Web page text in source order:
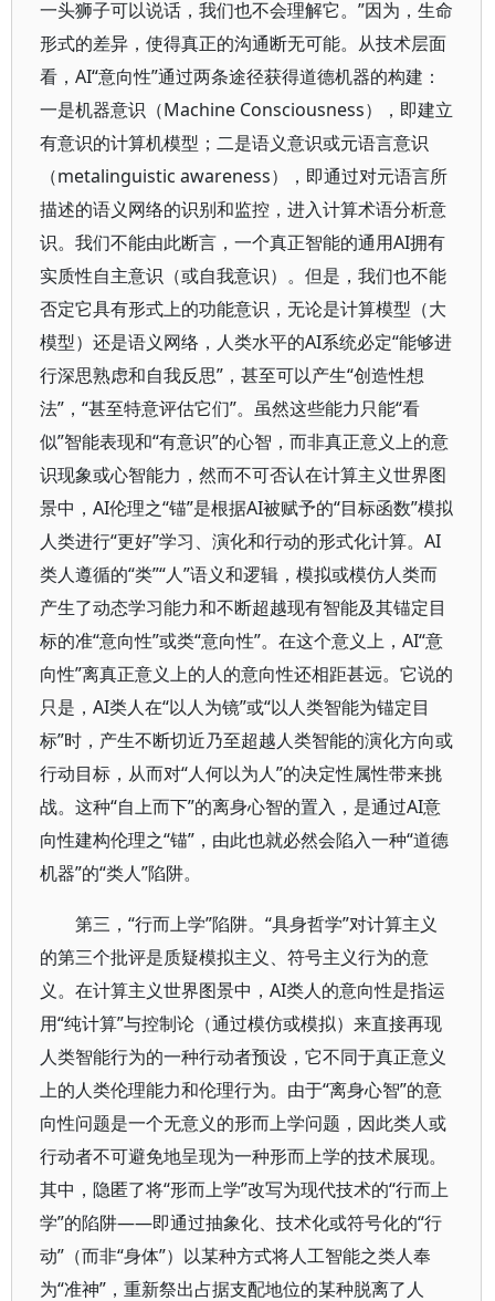
一头狮子可以说话，我们也不会理解它。”因为，生命
形式的差异，使得真正的沟通断无可能。从技术层面
看，AI“意向性”通过两条途径获得道德机器的构建：
一是机器意识（Machine Consciousness），即建立
有意识的计算机模型；二是语义意识或元语言意识
（metalinguistic awareness），即通过对元语言所
描述的语义网络的识别和监控，进入计算术语分析意
识。我们不能由此断言，一个真正智能的通用AI拥有
实质性自主意识（或自我意识）。但是，我们也不能
否定它具有形式上的功能意识，无论是计算模型（大
模型）还是语义网络，人类水平的AI系统必定“能够进
行深思熟虑和自我反思”，甚至可以产生“创造性想
法”，“甚至特意评估它们”。虽然这些能力只能“看
似”智能表现和“有意识”的心智，而非真正意义上的意
识现象或心智能力，然而不可否认在计算主义世界图
景中，AI伦理之“锚”是根据AI被赋予的“目标函数”模拟
人类进行“更好”学习、演化和行动的形式化计算。AI
类人遵循的“类”“人”语义和逻辑，模拟或模仿人类而
产生了动态学习能力和不断超越现有智能及其锚定目
标的准“意向性”或类“意向性”。在这个意义上，AI“意
向性”离真正意义上的人的意向性还相距甚远。它说的
只是，AI类人在“以人为镜”或“以人类智能为锚定目
标”时，产生不断切近乃至超越人类智能的演化方向或
行动目标，从而对“人何以为人”的决定性属性带来挑
战。这种“自上而下”的离身心智的置入，是通过AI意
向性建构伦理之“锚”，由此也就必然会陷入一种“道德
机器”的“类人”陷阱。
第三，“行而上学”陷阱。“具身哲学”对计算主义
的第三个批评是质疑模拟主义、符号主义行为的意
义。在计算主义世界图景中，AI类人的意向性是指运
用“纯计算”与控制论（通过模仿或模拟）来直接再现
人类智能行为的一种行动者预设，它不同于真正意义
上的人类伦理能力和伦理行为。由于“离身心智”的意
向性问题是一个无意义的形而上学问题，因此类人或
行动者不可避免地呈现为一种形而上学的技术展现。
其中，隐匿了将“形而上学”改写为现代技术的“行而上
学”的陷阱——即通过抽象化、技术化或符号化的“行
动”（而非“身体”）以某种方式将人工智能之类人奉
为“准神”，重新祭出占据支配地位的某种脱离了人